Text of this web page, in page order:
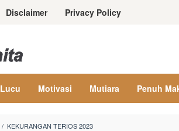
Disclaimer Privacy Policy
Lucu Motivasi Mutiara Penuh
/ KEKURANGAN TERIOS 2023